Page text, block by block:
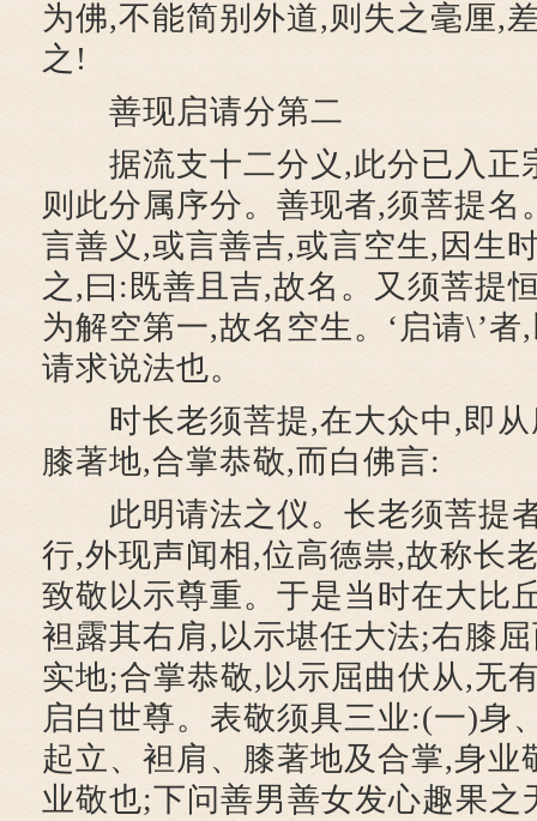
为佛,不能简别外道,则失之毫厘,
之!
善现启请分第二
据流支十二分义,此分已入正
则此分属序分。善现者,须菩提名
言善义,或言善吉,或言空生,因生
之,曰:既善且吉,故名。又须菩提
为解空第一,故名空生。‘启请\’
请求说法也。
时长老须菩提,在大众中,即从
膝著地,合掌恭敬,而白佛言:
此明请法之仪。长老须菩提
行,外现声闻相,位高德祟,故称长
致敬以示尊重。于是当时在大比
袒露其右肩,以示堪任大法;右膝
实地;合掌恭敬,以示屈曲伏从,无
启白世尊。表敬须具三业:(一)身
起立、袒肩、膝著地及合掌,身业
业敬也;下问善男善女发心趣果之